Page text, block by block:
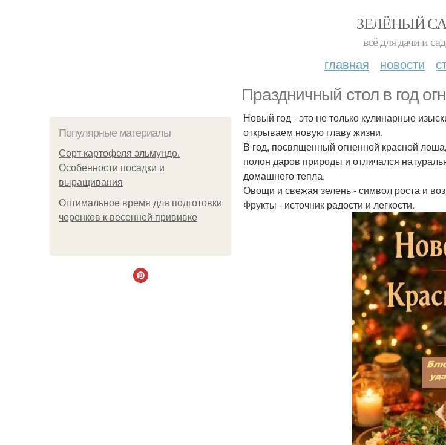
ЗЕЛЁНЫЙ
всё для дачи и
главная новости
Праздничный стол в год
Популярные материалы
Сорт картофеля эльмундо.
Особенности посадки и
выращивания
Оптимальное время для подготовки
черенков к весенней прививке
Новый год - это не только кулинарные
открываем новую главу жизни.
В год, посвященный огненной красной
полон даров природы и отличался
домашнего тепла.
Овощи и свежая зелень - символ роста и
Фрукты - источник радости и легкости.